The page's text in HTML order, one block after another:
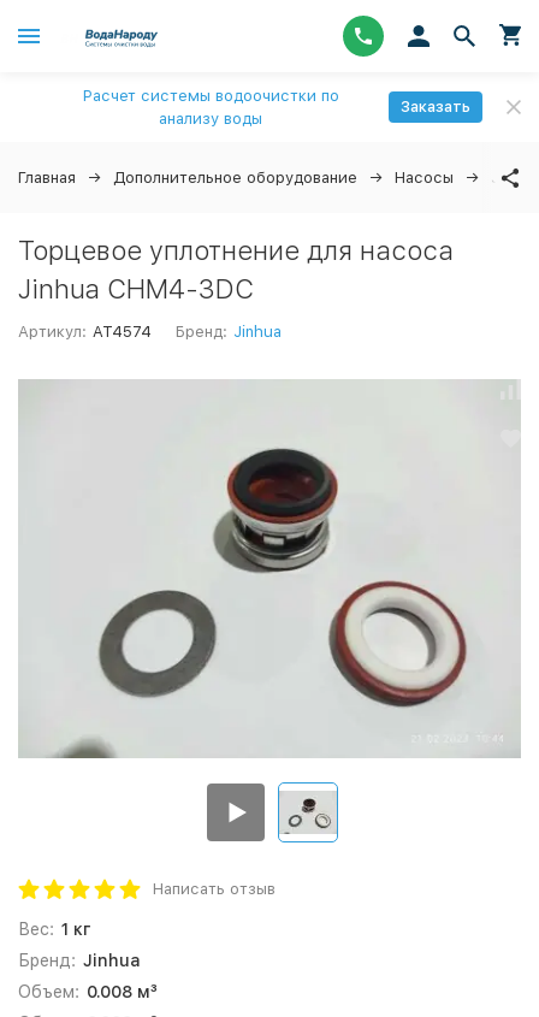
Расчет системы водоочистки по
анализу воды
Заказать
Главная Дополнительное оборудование Насосы Jinhua
Торцевое уплотнение для насоса
Jinhua СНМ4-3DC
Артикул: AT4574 Бренд: Jinhua
Написать отзыв
Вес: 1 кг
Бренд: Jinhua
Объем: 0.008 м³